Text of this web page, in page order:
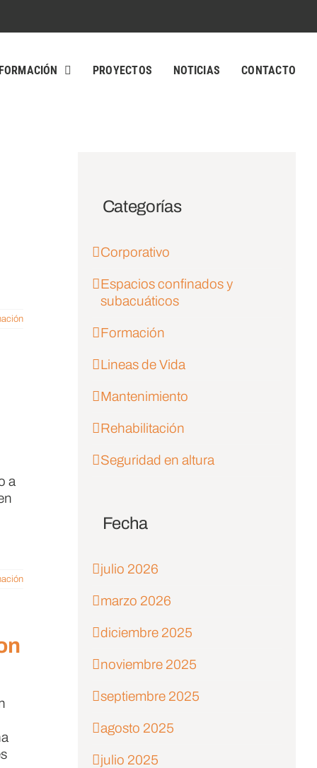
FORMACIÓN PROYECTOS NOTICIAS CONTACTO
a
Categorías
Corporativo
Espacios confinados y
subacuáticos
Formación
Lineas de Vida
Mantenimiento
Rehabilitación
Seguridad en altura
Fecha
julio 2026
marzo 2026
diciembre 2025
noviembre 2025
septiembre 2025
agosto 2025
julio 2025